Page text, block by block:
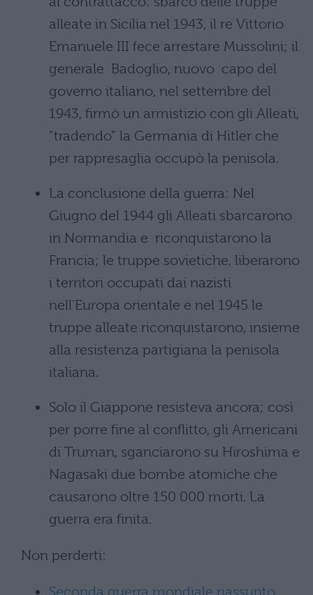
alleate in Sicilia nel 1943, il re Vittorio
Emanuele III fece arrestare Mussolini; il
generale Badoglio, nuovo capo del
governo italiano, nel settembre del
1943, firmò un armistizio con gli Alleati,
“tradendo” la Germania di Hitler che
per rappresaglia occupò la penisola.
La conclusione della guerra: Nel
Giugno del 1944 gli Alleati sbarcarono
in Normandia e riconquistarono la
Francia; le truppe sovietiche, liberarono
i territori occupati dai nazisti
nell’Europa orientale e nel 1945 le
truppe alleate riconquistarono, insieme
alla resistenza partigiana la penisola
italiana.
Solo il Giappone resisteva ancora; così
per porre fine al conflitto, gli Americani
di Truman, sganciarono su Hiroshima e
Nagasaki due bombe atomiche che
causarono oltre 150 000 morti. La
guerra era finita.
Non perderti:
Seconda guerra mondiale riassunto